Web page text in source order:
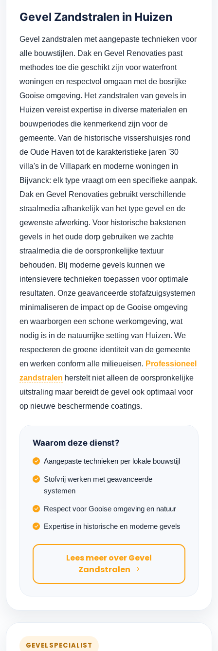
Gevel Zandstralen in Huizen
Gevel zandstralen met aangepaste technieken voor
alle bouwstijlen. Dak en Gevel Renovaties past
methodes toe die geschikt zijn voor waterfront
woningen en respectvol omgaan met de bosrijke
Gooise omgeving. Het zandstralen van gevels in
Huizen vereist expertise in diverse materialen en
bouwperiodes die kenmerkend zijn voor de
gemeente. Van de historische vissershuisjes rond
de Oude Haven tot de karakteristieke jaren '30
villa's in de Villapark en moderne woningen in
Bijvanck: elk type vraagt om een specifieke aanpak.
Dak en Gevel Renovaties gebruikt verschillende
straalmedia afhankelijk van het type gevel en de
gewenste afwerking. Voor historische bakstenen
gevels in het oude dorp gebruiken we zachte
straalmedia die de oorspronkelijke textuur
behouden. Bij moderne gevels kunnen we
intensievere technieken toepassen voor optimale
resultaten. Onze geavanceerde stofafzuigsystemen
minimaliseren de impact op de Gooise omgeving
en waarborgen een schone werkomgeving, wat
nodig is in de natuurrijke setting van Huizen. We
respecteren de groene identiteit van de gemeente
en werken conform alle milieueisen. Professioneel
zandstralen herstelt niet alleen de oorspronkelijke
uitstraling maar bereidt de gevel ook optimaal voor
op nieuwe beschermende coatings.
Waarom deze dienst?
Aangepaste technieken per lokale bouwstijl
Stofvrij werken met geavanceerde
systemen
Respect voor Gooise omgeving en natuur
Expertise in historische en moderne gevels
Lees meer over Gevel
Zandstralen
GEVELSPECIALIST